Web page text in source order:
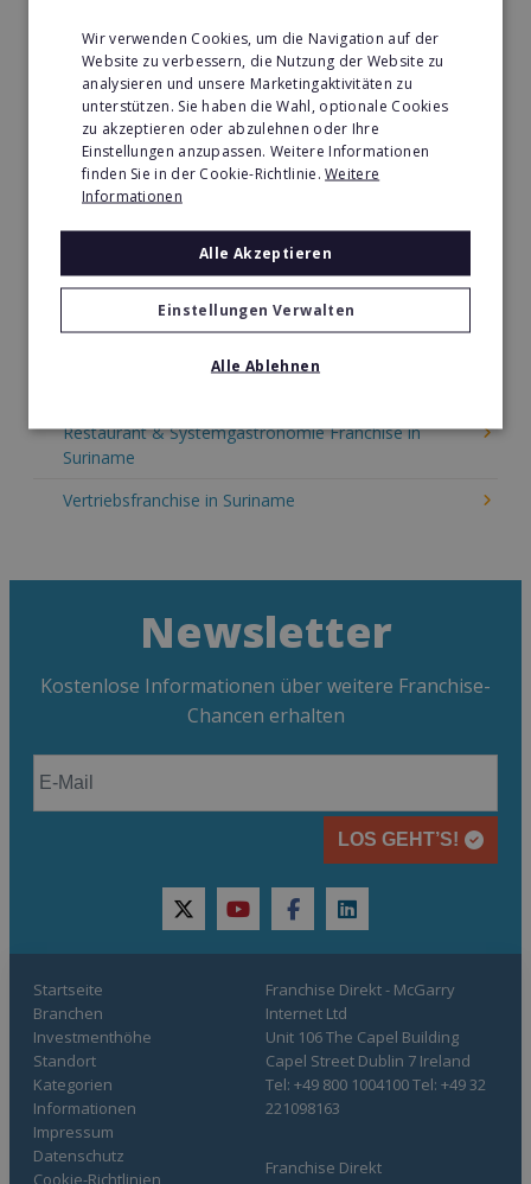
Tier- & Zoobedarf Franchise in Suriname
Immobilien Franchise in Suriname
Kinder & Erziehung Franchise in Suriname
Kosmetik Franchise in Suriname
Medien & Werbung Franchise in Suriname
Möbel & Einrichtung Franchise in Suriname
Restaurant & Systemgastronomie Franchise in
Suriname
Vertriebsfranchise in Suriname
Newsletter
Kostenlose Informationen über weitere Franchise-
Chancen erhalten
LOS GEHT’S!
twitteryoutubefacebooklinkedin
Startseite
Branchen
Investmenthöhe
Standort
Kategorien
Informationen
Franchise Direkt
Impressum
Datenschutz
Cookie-Richtlinien
Franchise Direkt - McGarry
Internet Ltd
Unit 106 The Capel Building
Capel Street Dublin 7 Ireland
Tel: +49 800 1004100 Tel: +49 32
221098163
Wir verwenden Cookies, um die Navigation auf der
Website zu verbessern, die Nutzung der Website zu
analysieren und unsere Marketingaktivitäten zu
unterstützen. Sie haben die Wahl, optionale Cookies
zu akzeptieren oder abzulehnen oder Ihre
Einstellungen anzupassen. Weitere Informationen
finden Sie in der Cookie-Richtlinie.Weitere
Informationen
Alle Akzeptieren
Einstellungen Verwalten
Alle Ablehnen